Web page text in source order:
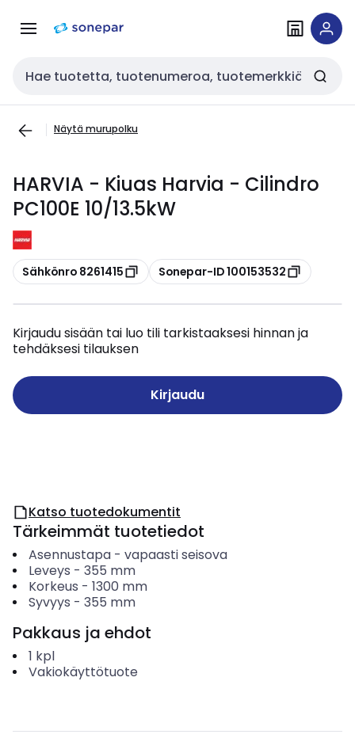
navigointiinsisältöön
Haku
Näytä murupolku
HARVIA - Kiuas Harvia - Cilindro
PC100E 10/13.5kW
Kopioi
Sähkönro 8261415 Kopioi
Sonepar-ID 100153532
Kirjaudu sisään tai luo tili tarkistaaksesi hinnan ja
tehdäksesi tilauksen
Kirjaudu
Katso tuotedokumentit
Tärkeimmät tuotetiedot
Asennustapa- vapaasti seisova
Leveys - 355 mm
Korkeus - 1300 mm
Syvyys - 355 mm
Pakkaus ja ehdot
1 kpl
Vakiokäyttötuote